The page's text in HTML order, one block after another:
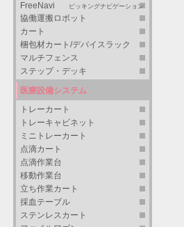
FreeNavi ピッキングナビゲーション
協働運搬ロボット
カート
梱包材カート/デバイスラック
マルチフェンス
ステップ・デッキ
医療設備システム
トレーカート
トレーキャビネット
ミニトレーカート
点滴カート
点滴作業台
移動作業台
立ち作業カート
採血テーブル
ステンレスカート